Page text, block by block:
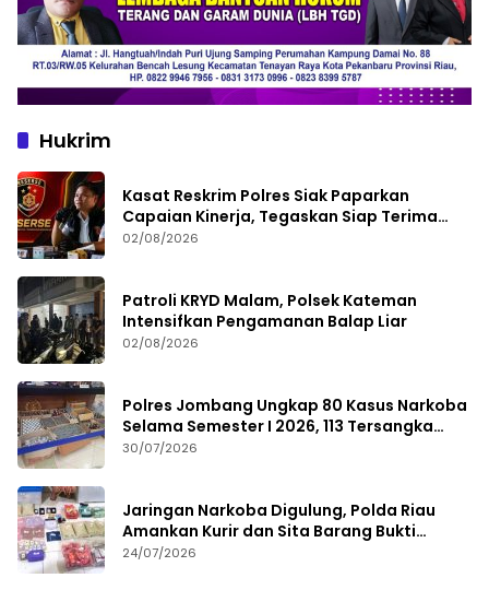
Hukrim
Kasat Reskrim Polres Siak Paparkan
Capaian Kinerja, Tegaskan Siap Terima
Kritik dan Evaluasi
02/08/2026
Patroli KRYD Malam, Polsek Kateman
Intensifkan Pengamanan Balap Liar
02/08/2026
Polres Jombang Ungkap 80 Kasus Narkoba
Selama Semester I 2026, 113 Tersangka
Diamankan
30/07/2026
Jaringan Narkoba Digulung, Polda Riau
Amankan Kurir dan Sita Barang Bukti
Bernilai Fantastis
24/07/2026